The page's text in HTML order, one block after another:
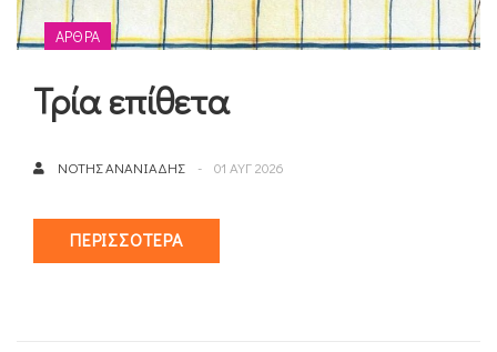
ΆΡΘΡΑ
Τρία επίθετα
ΝΌΤΗΣ ΑΝΑΝΙΆΔΗΣ 01 ΑΥΓ 2026
ΠΕΡΙΣΣΌΤΕΡΑ